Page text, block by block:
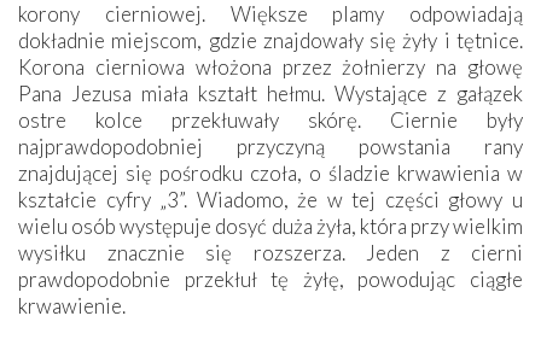
korony cierniowej. Większe plamy odpowiadają
dokładnie miejscom, gdzie znajdowały się żyły i tętnice.
Korona cierniowa włożona przez żołnierzy na głowę
Pana Jezusa miała kształt hełmu. Wystające z gałązek
ostre kolce przekłuwały skórę. Ciernie były
najprawdopodobniej przyczyną powstania rany
znajdującej się pośrodku czoła, o śladzie krwawienia w
kształcie cyfry „3”. Wiadomo, że w tej części głowy u
wielu osób występuje dosyć duża żyła, która przy wielkim
wysiłku znacznie się rozszerza. Jeden z cierni
prawdopodobnie przekłuł tę żyłę, powodując ciągłe
krwawienie.